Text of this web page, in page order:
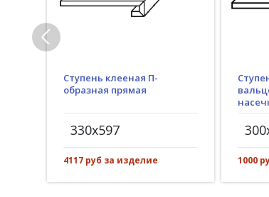
Ступень клееная П-
образная прямая
330x597
4117 руб за изделие 1000